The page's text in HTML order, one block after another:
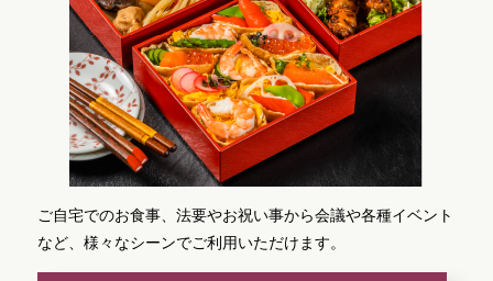
ご自宅でのお食事、法要やお祝い事から会議や各種イベント
など、様々なシーンでご利用いただけます。